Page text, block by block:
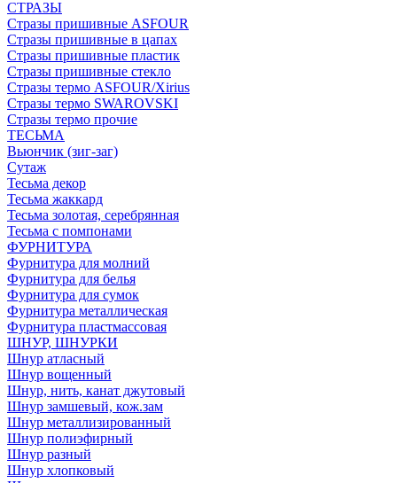
СТРАЗЫ
Стразы пришивные ASFOUR
Стразы пришивные в цапах
Стразы пришивные пластик
Стразы пришивные стекло
Стразы термо ASFOUR/Xirius
Стразы термо SWAROVSKI
Стразы термо прочие
ТЕСЬМА
Вьюнчик (зиг-заг)
Сутаж
Тесьма декор
Тесьма жаккард
Тесьма золотая, серебрянная
Тесьма с помпонами
ФУРНИТУРА
Фурнитура для молний
Фурнитура для белья
Фурнитура для сумок
Фурнитура металлическая
Фурнитура пластмассовая
ШНУР, ШНУРКИ
Шнур атласный
Шнур вощенный
Шнур, нить, канат джутовый
Шнур замшевый, кож.зам
Шнур металлизированный
Шнур полиэфирный
Шнур разный
Шнур хлопковый